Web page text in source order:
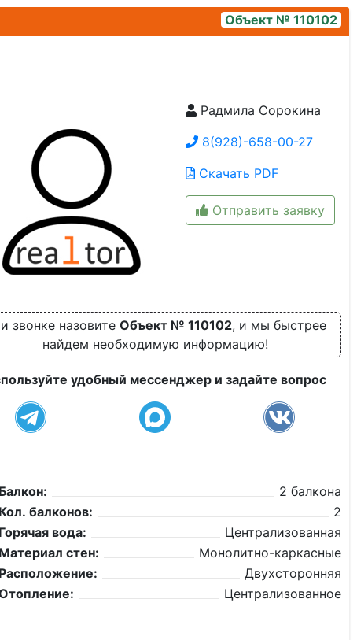
Объект № 110102
ee97ff41-fd3d-4c84-8dac-e9f8d49dd645Радмила Сорокина
8(928)-658-00-27
Скачать PDF
Отправить заявку
звонке назовите Объект № 110102, и мы быстрее
найдем необходимую информацию!
удобный мессенджер и задайте вопрос
Балкон:
2 балкона
Кол. балконов:
2
Горячая вода:
Централизованная
Материал стен:
Монолитно-каркасные
Расположение:
Двухсторонняя
Централизованное